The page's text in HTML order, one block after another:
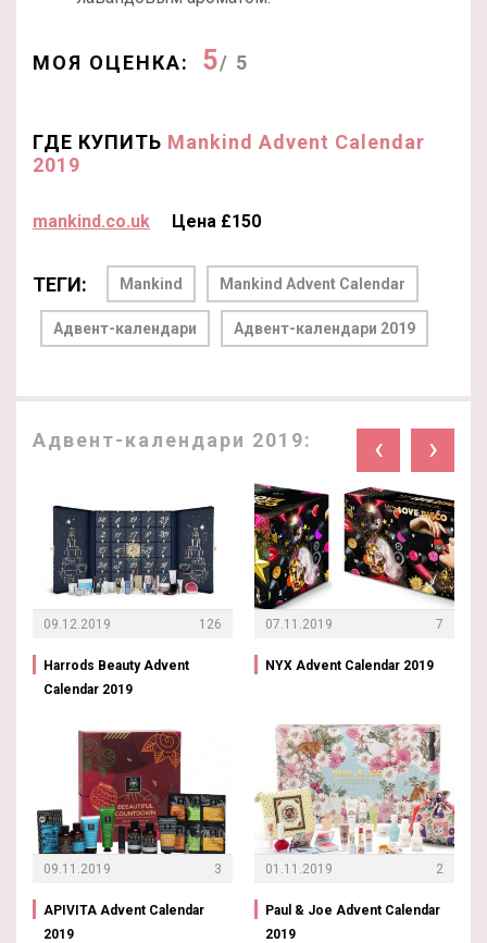
МОЯ ОЦЕНКА: 5/ 5
ГДЕ КУПИТЬ Mankind Advent Calendar
2019
mankind.co.uk Цена £150
ТЕГИ: Mankind Mankind Advent Calendar
Адвент-календари Адвент-календари 2019
Адвент-календари 2019: ‹ ›
09.12.2019 126
Harrods Beauty Advent
Calendar 2019
09.11.2019 3
APIVITA Advent Calendar
2019
07.11.2019 7
NYX Advent Calendar 2019
01.11.2019 2
Paul & Joe Advent Calendar
2019